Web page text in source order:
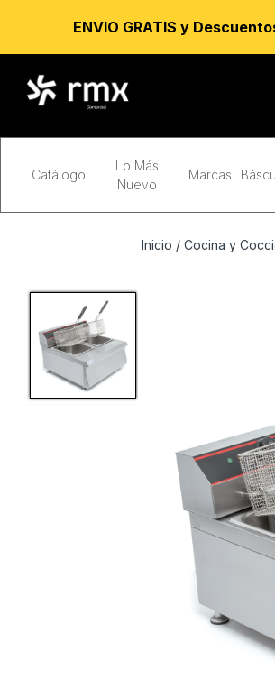
Catálogo
Lo Más
Nuevo
Marcas
Inicio / Cocina y
ENVIO GRATIS y